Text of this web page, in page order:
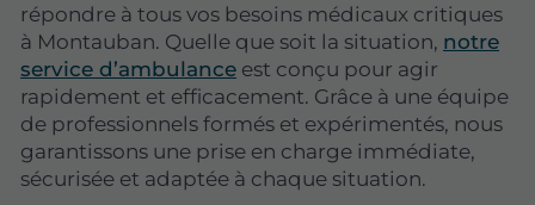
répondre à tous vos besoins médicaux critiques
à Montauban. Quelle que soit la situation, notre
service d’ambulance est conçu pour agir
rapidement et efficacement. Grâce à une équipe
de professionnels formés et expérimentés, nous
garantissons une prise en charge immédiate,
sécurisée et adaptée à chaque situation.